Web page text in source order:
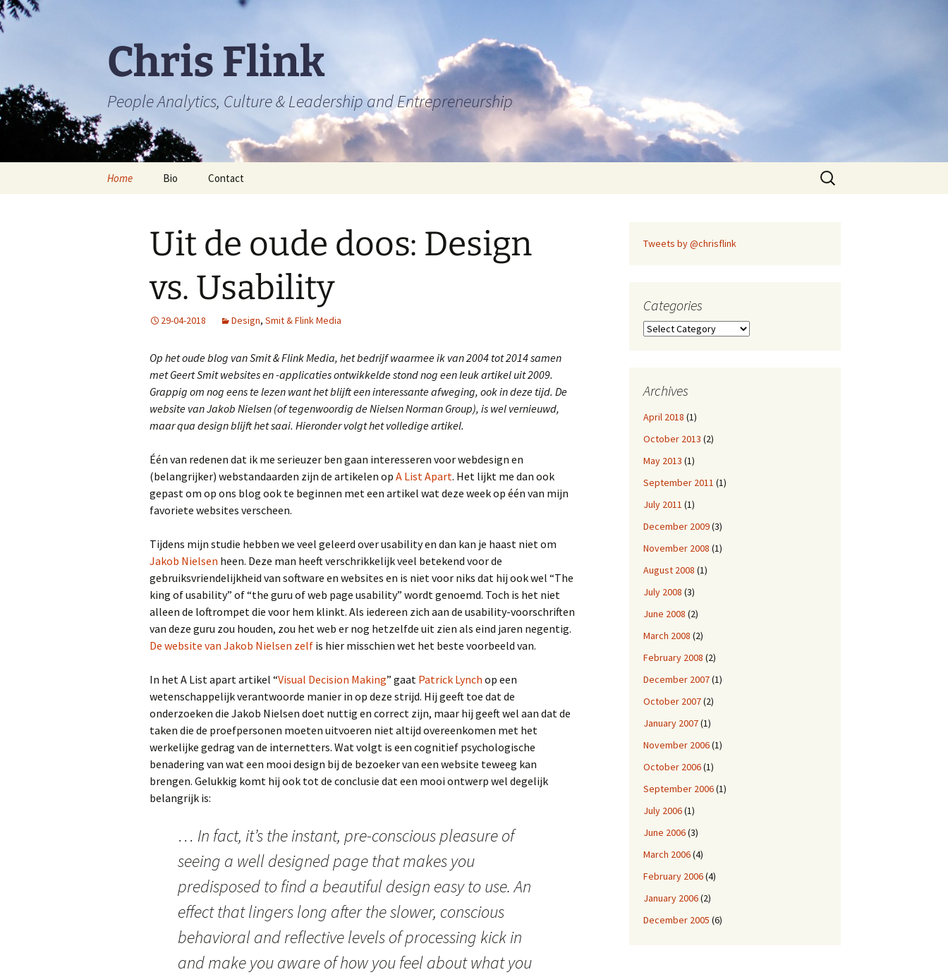
Skip
to
Chris Flink
People Analytics, Culture & Leadership and Entrepreneurship
Home Bio Contact
Search
for:
Uit de oude doos: Design
vs. Usability
29-04-2018 Design, Smit & Flink Media
Op het oude blog van Smit & Flink Media, het bedrijf waarmee ik van 2004 tot 2014 samen
met Geert Smit websites en -applicaties ontwikkelde stond nog een leuk artikel uit 2009.
Grappig om nog eens te lezen want het blijft een interessante afweging, ook in deze tijd. De
website van Jakob Nielsen (of tegenwoordig de Nielsen Norman Group), is wel vernieuwd,
maar qua design blijft het saai. Hieronder volgt het volledige artikel.
Één van redenen dat ik me serieuzer ben gaan interesseren voor webdesign en
(belangrijker) webstandaarden zijn de artikelen op A List Apart. Het lijkt me dan ook
gepast om op ons blog ook te beginnen met een artikel wat deze week op één van mijn
favoriete websites verscheen.
Tijdens mijn studie hebben we veel geleerd over usability en dan kan je haast niet om
Jakob Nielsen heen. Deze man heeft verschrikkelijk veel betekend voor de
gebruiksvriendelijkheid van software en websites en is niet voor niks dat hij ook wel “The
king of usability” of “the guru of web page usability” wordt genoemd. Toch is het niet
alleen de loftrompet die voor hem klinkt. Als iedereen zich aan de usability-voorschriften
van deze guru zou houden, zou het web er nog hetzelfde uit zien als eind jaren negentig.
De website van Jakob Nielsen zelf is hier misschien wet het beste voorbeeld van.
In het A List apart artikel “Visual Decision Making” gaat Patrick Lynch op een
wetenschappelijk verantwoorde manier in op deze strijd. Hij geeft toe dat de
onderzoeken die Jakob Nielsen doet nuttig en correct zijn, maar hij geeft wel aan dat de
taken die de proefpersonen moeten uitvoeren niet altijd overeenkomen met het
werkelijke gedrag van de internetters. Wat volgt is een cognitief psychologische
benadering van wat een mooi design bij de bezoeker van een website teweeg kan
brengen. Gelukkig komt hij ook tot de conclusie dat een mooi ontwerp wel degelijk
belangrijk is:
… In fact, it’s the instant, pre-conscious pleasure of
seeing a well designed page that makes you
predisposed to find a beautiful design easy to use. An
effect that lingers long after the slower, conscious
behavioral and reflective levels of processing kick in
and make you aware of how you feel about what you
Tweets by @chrisflink
Categories
Categories
Archives
April 2018 (1)
October 2013 (2)
May 2013 (1)
September 2011 (1)
July 2011 (1)
December 2009(3)
November 2008 (1)
August 2008 (1)
July 2008 (3)
June 2008 (2)
March 2008 (2)
February 2008 (2)
December 2007(1)
October 2007(2)
January 2007(1)
November 2006(1)
October 2006(1)
September 2006(1)
July 2006(1)
June 2006(3)
March 2006(4)
February 2006(4)
January 2006(2)
December 2005 (6)